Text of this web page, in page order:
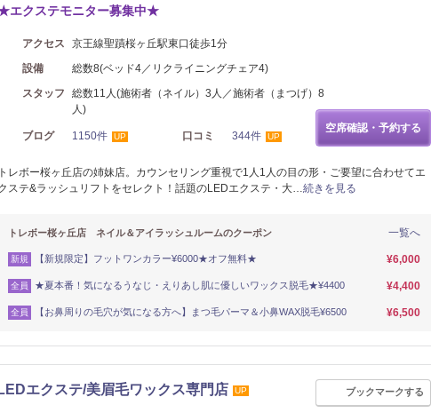
エクステモニター募集中★
アクセス
京王線聖蹟桜ヶ丘駅東口徒歩1分
設備
総数8(ベッド4／リクライニングチェア4)
スタッフ
総数11人(施術者（ネイル）3人／施術者（まつげ）8
人)
ブログ 1150件 UP 口コミ 344件 UP
空席確認・予約する
トレボー桜ヶ丘店の姉妹店。カウンセリング重視で1人1人の目の形・ご要望に合わせてエ
ステ&ラッシュリフトをセレクト！話題のLEDエクステ・大…続きを見る
一覧へ
トレボー桜ヶ丘店 ネイル＆アイラッシュルームのクーポン
新規 【新規限定】フットワンカラー¥6000★オフ無料★ ¥6,000
全員 ★夏本番！気になるうなじ・えりあし肌に優しいワックス脱毛★¥4400 ¥4,400
全員 【お鼻周りの毛穴が気になる方へ】まつ毛パーマ＆小鼻WAX脱毛¥6500 ¥6,500
エクステ/美眉毛ワックス専門店 UP ブックマークする